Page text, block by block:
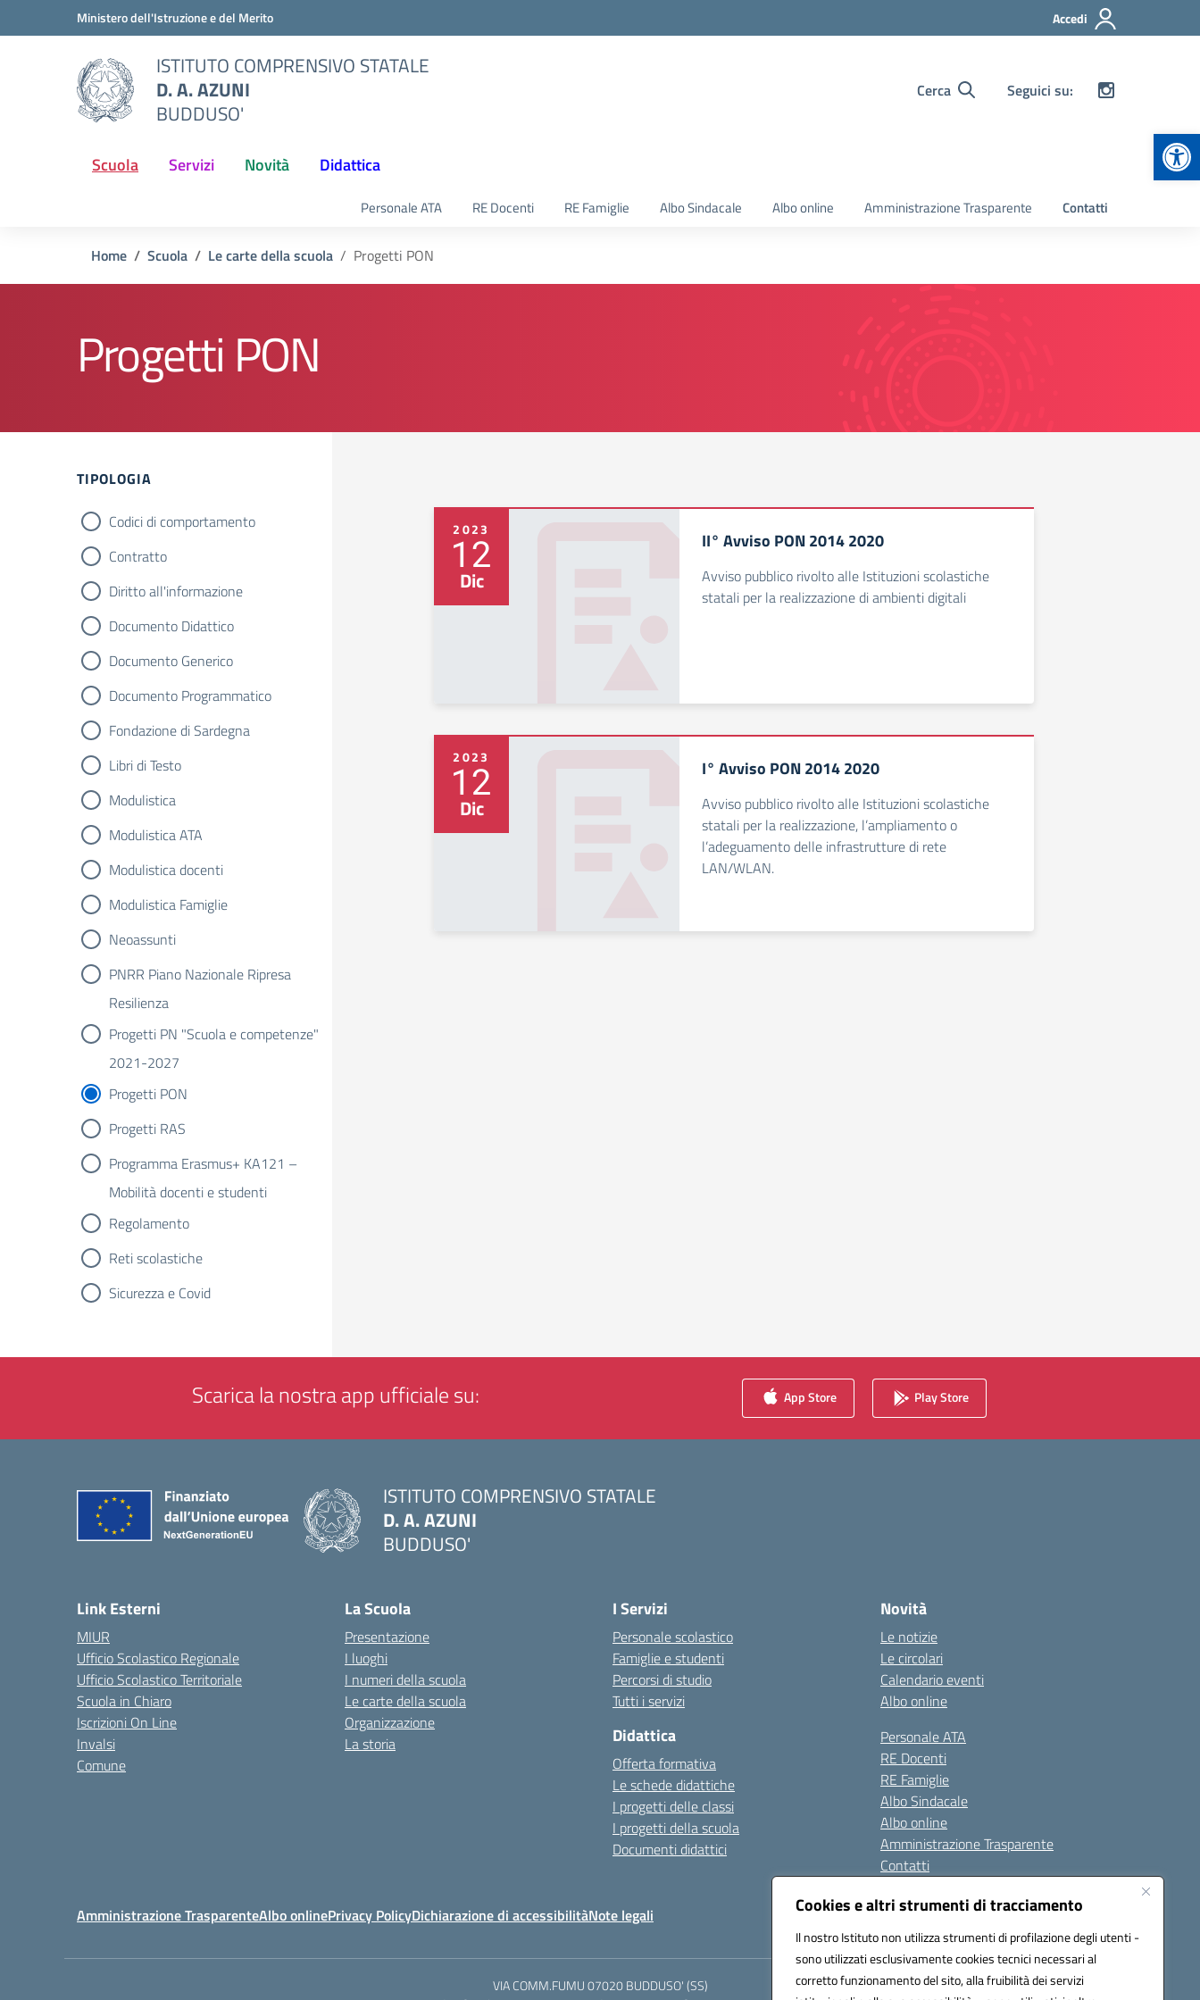
Cookies e altri strumenti di tracciamento
Il nostro Istituto non utilizza strumenti di profilazione degli utenti -
sono utilizzati esclusivamente cookies tecnici necessari al
corretto funzionamento del sito, alla fruibilità dei servizi
Vai ai contenuti
Vai al menu di navigazioneMinistero dell'Istruzione e del Merito Accedi
ISTITUTO COMPRENSIVO STATALE
D. A. AZUNI
BUDDUSO'
Cerca Seguici su:
Scuola Servizi Novità Didattica
Personale ATA RE Docenti RE Famiglie Albo Sindacale Albo online Amministrazione Trasparente Contatti
Home Scuola Le carte della scuola Progetti PON
Progetti PON
Filtri
TIPOLOGIA
Codici di comportamento
Contratto
Diritto all'informazione
Documento Didattico
Documento Generico
Documento Programmatico
Fondazione di Sardegna
Libri di Testo
Modulistica
Modulistica ATA
Modulistica docenti
Modulistica Famiglie
Neoassunti
PNRR Piano Nazionale Ripresa
Resilienza
Progetti PN "Scuola e competenze"
2021-2027
Progetti PON
Progetti RAS
Programma Erasmus+ KA121 –
Mobilità docenti e studenti
Regolamento
Reti scolastiche
Sicurezza e Covid
2023
12
Dic
II° Avviso PON 2014 2020
Avviso pubblico rivolto alle Istituzioni scolastiche
statali per la realizzazione di ambienti digitali
2023
12
Dic
I° Avviso PON 2014 2020
Avviso pubblico rivolto alle Istituzioni scolastiche
statali per la realizzazione, l’ampliamento o
l’adeguamento delle infrastrutture di rete
LAN/WLAN.
Scarica la nostra app ufficiale su: App Store Play Store
ISTITUTO COMPRENSIVO STATALE
D. A. AZUNI
BUDDUSO'
Link Esterni
MIUR
Ufficio Scolastico Regionale
Ufficio Scolastico Territoriale
Scuola in Chiaro
Iscrizioni On Line
Invalsi
Comune
La Scuola
Presentazione
I luoghi
I numeri della scuola
Le carte della scuola
Organizzazione
La storia
I Servizi
Personale scolastico
Famiglie e studenti
Percorsi di studio
Tutti i servizi
Didattica
Offerta formativa
Le schede didattiche
I progetti delle classi
I progetti della scuola
Documenti didattici
Novità
Le notizie
Le circolari
Calendario eventi
Albo online
Personale ATA
RE Docenti
RE Famiglie
Albo Sindacale
Albo online
Amministrazione Trasparente
Contatti
Amministrazione TrasparenteAlbo onlinePrivacy PolicyDichiarazione di accessibilitàNote legali
VIA COMM.FUMU 07020 BUDDUSO' (SS)